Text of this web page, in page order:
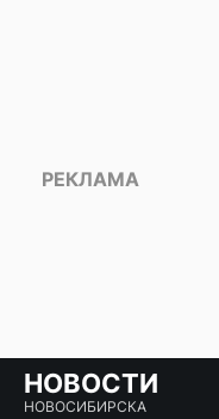
НОВОСТИ
НОВОСИБИРСКА